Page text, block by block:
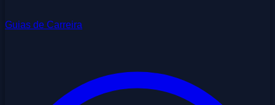
Guias de Carreira